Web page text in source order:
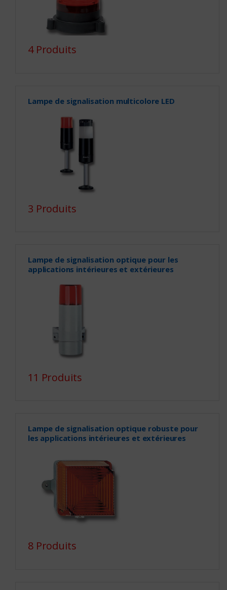
4 Produits
Lampe de signalisation multicolore LED
3 Produits
Lampe de signalisation optique pour les
applications intérieures et extérieures
11 Produits
Lampe de signalisation optique robuste pour
les applications intérieures et extérieures
8 Produits